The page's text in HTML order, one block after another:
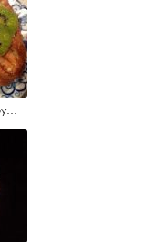
#выпечка#фрукты#пекарня#зима